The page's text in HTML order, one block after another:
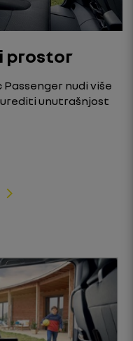
prostor
Passenger nudi više
unutrašnjost